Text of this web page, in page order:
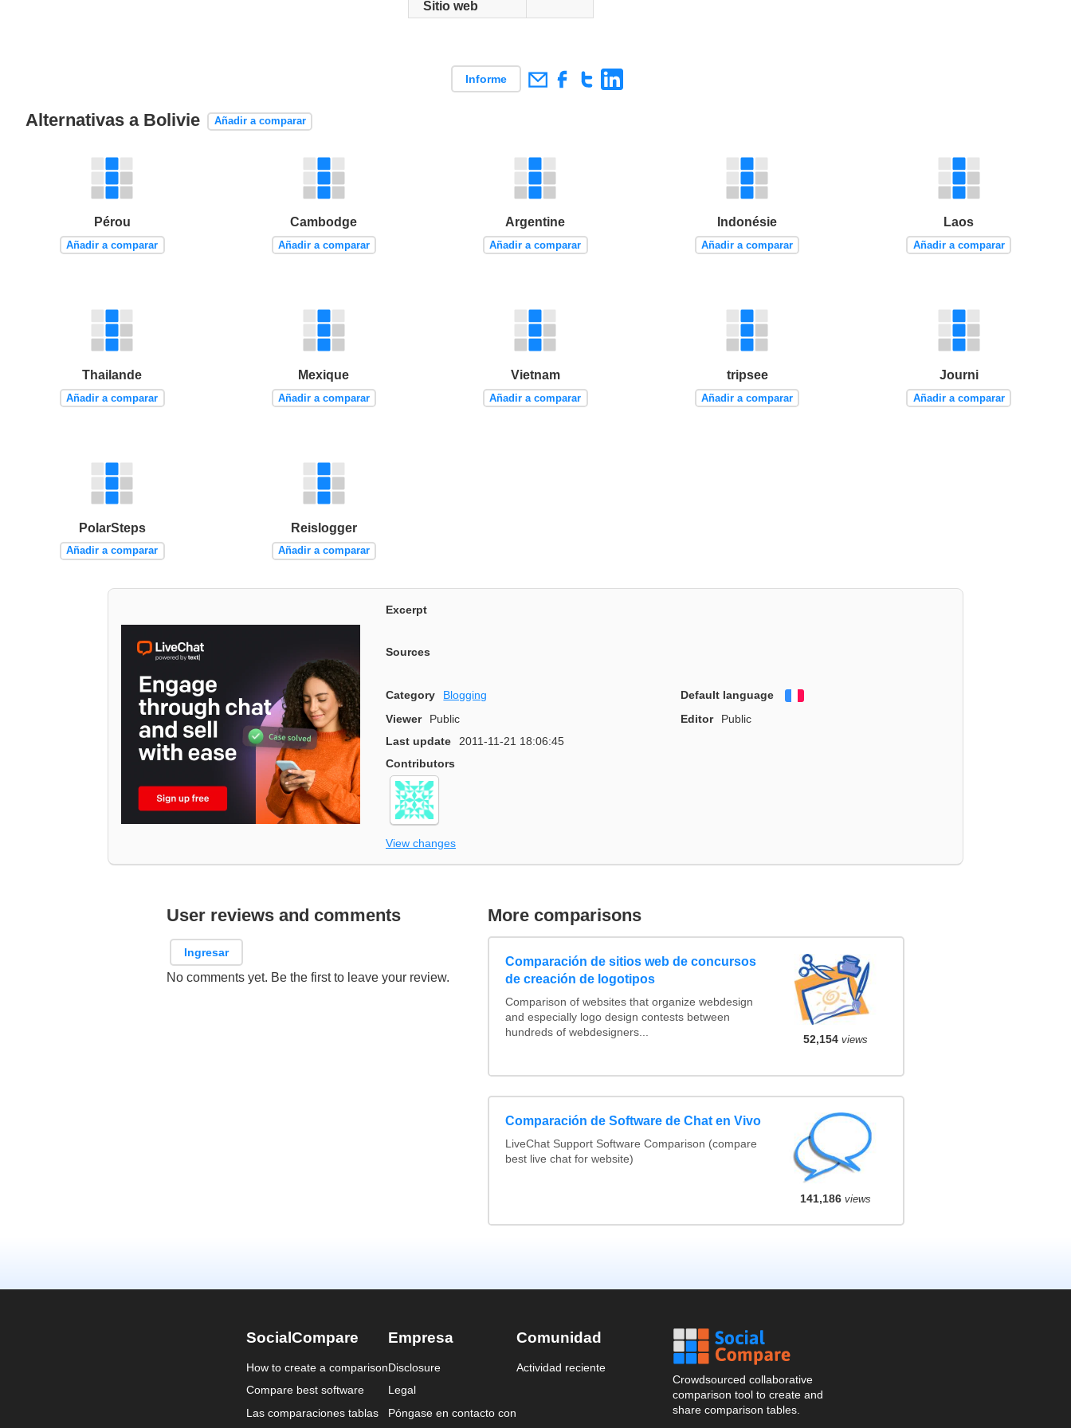
Sitio web
Informe
Alternativas a Bolivie Añadir a comparar
Pérou
Añadir a comparar
Cambodge
Añadir a comparar
Argentine
Añadir a comparar
Indonésie
Añadir a comparar
Laos
Añadir a comparar
Thailande
Añadir a comparar
Mexique
Añadir a comparar
Vietnam
Añadir a comparar
tripsee
Añadir a comparar
Journi
Añadir a comparar
PolarSteps
Añadir a comparar
Reislogger
Añadir a comparar
Excerpt
Sources
Category Blogging Default language
Viewer
Public Editor
Public
Last update
2011-11-21 18:06:45
Contributors
View changes
User reviews and comments
Ingresar
No comments yet. Be the first to leave your review.
More comparisons
Comparación de sitios web de concursos
de creación de logotipos
Comparison of websites that organize webdesign
and especially logo design contests between
hundreds of webdesigners...
52,154 views
Comparación de Software de Chat en Vivo
LiveChat Support Software Comparison (compare
best live chat for website)
141,186 views
SocialCompare
How to create a comparison
Compare best software
Las comparaciones tablas
Empresa
Disclosure
Legal
Póngase en contacto con
Comunidad
Actividad reciente
Crowdsourced collaborative
comparison tool to create and
share comparison tables.